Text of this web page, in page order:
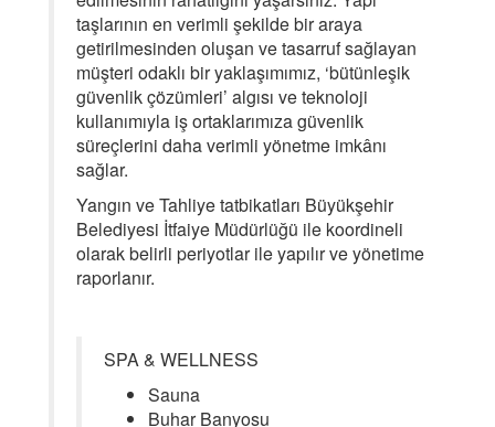
taşlarının en verimli şekilde bir araya
getirilmesinden oluşan ve tasarruf sağlayan
müşteri odaklı bir yaklaşımımız, ‘bütünleşik
güvenlik çözümleri’ algısı ve teknoloji
kullanımıyla iş ortaklarımıza güvenlik
süreçlerini daha verimli yönetme imkânı
sağlar.
Yangın ve Tahliye tatbikatları Büyükşehir
Belediyesi İtfaiye Müdürlüğü ile koordineli
olarak belirli periyotlar ile yapılır ve yönetime
raporlanır.
SPA & WELLNESS
Sauna
Buhar Banyosu